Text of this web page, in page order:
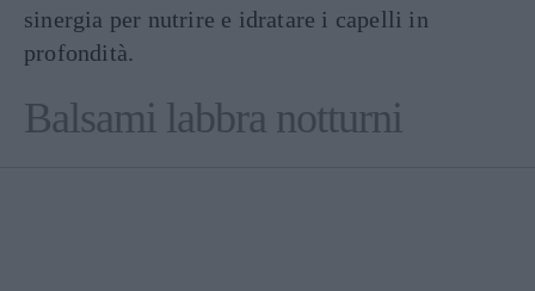
sinergia per nutrire e idratare i capelli in
profondità.
Balsami labbra notturni